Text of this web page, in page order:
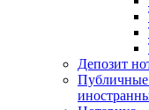
Депозит
Публичные